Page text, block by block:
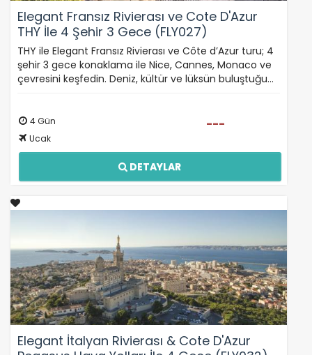
çerez
kullanımvegizlilik koşullarınıinceleyebilirsiniz.
Zorunlu Çerezler HER ZAMAN AKTIF
Oturum yönetimi, güvenlik ve temel site işlevleri için
kullanıcıların nerede zorluk yaşadığını anlamamıza
yardımcı olur.
Pazarlama Çerezleri
Size ve ilgi alanlarınıza uygun reklamlar göstermek
Elegant Fransız Rivierası ve Cote D'Azur
THY İle 4 Şehir 3 Gece (FLY027)
THY ile Elegant Fransız Rivierası ve Côte d’Azur turu; 4
şehir 3 gece konaklama ile Nice, Cannes, Monaco ve
çevresini keşfedin. Deniz, kültür ve lüksün buluştuğu…
4 Gün
Ucak
---
DETAYLAR
Elegant İtalyan Rivierası & Cote D'Azur